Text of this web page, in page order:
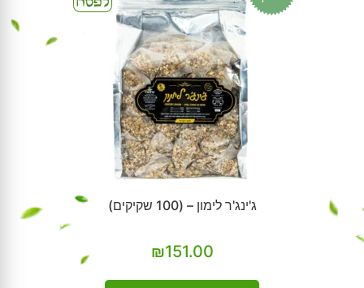
ג'ינג'ר לימון – (100 שקיקים)
₪151.00